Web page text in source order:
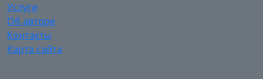
Услуги
Об авторе
Контакты
Карта сайта